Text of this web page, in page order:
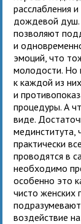
расслабления
дождевой душ.
позволяют
и
эмоций, что
молодости. Но
к каждой из
и
процедуры. А
виде.
мединститута,
практически
проводятся в
необходимо
особенно это
чисто женских
воздействие